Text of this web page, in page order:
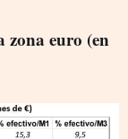
zona euro (en